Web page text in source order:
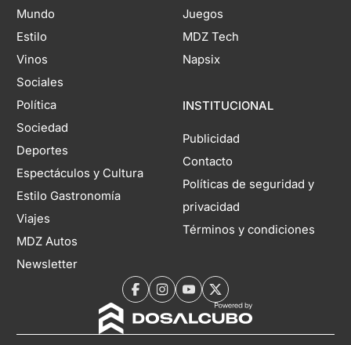
Mundo
Estilo
Vinos
Sociales
Política
Sociedad
Deportes
Espectáculos y Cultura
Estilo Gastronomía
Viajes
MDZ Autos
Newsletter
Juegos
MDZ Tech
Napsix
INSTITUCIONAL
Publicidad
Contacto
Políticas de seguridad y
privacidad
Términos y condiciones